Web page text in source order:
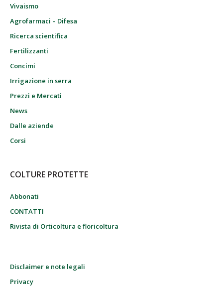
Vivaismo
Agrofarmaci – Difesa
Ricerca scientifica
Fertilizzanti
Concimi
Irrigazione in serra
Prezzi e Mercati
News
Dalle aziende
Corsi
COLTURE PROTETTE
Abbonati
CONTATTI
Rivista di Orticoltura e floricoltura
Disclaimer e note legali
Privacy